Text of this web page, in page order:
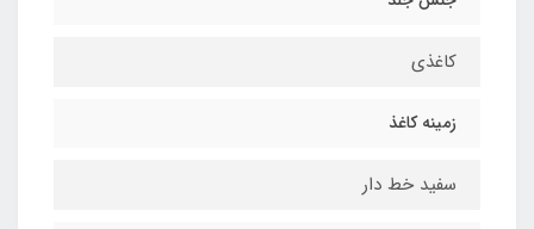
کاغذی
زمینه کاغذ
سفید خط دار